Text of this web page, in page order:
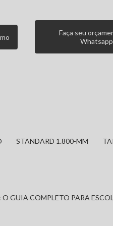
Faça seu
Whatsapp
STANDARD 1.800-MM
GUIA COMPLETO PARA